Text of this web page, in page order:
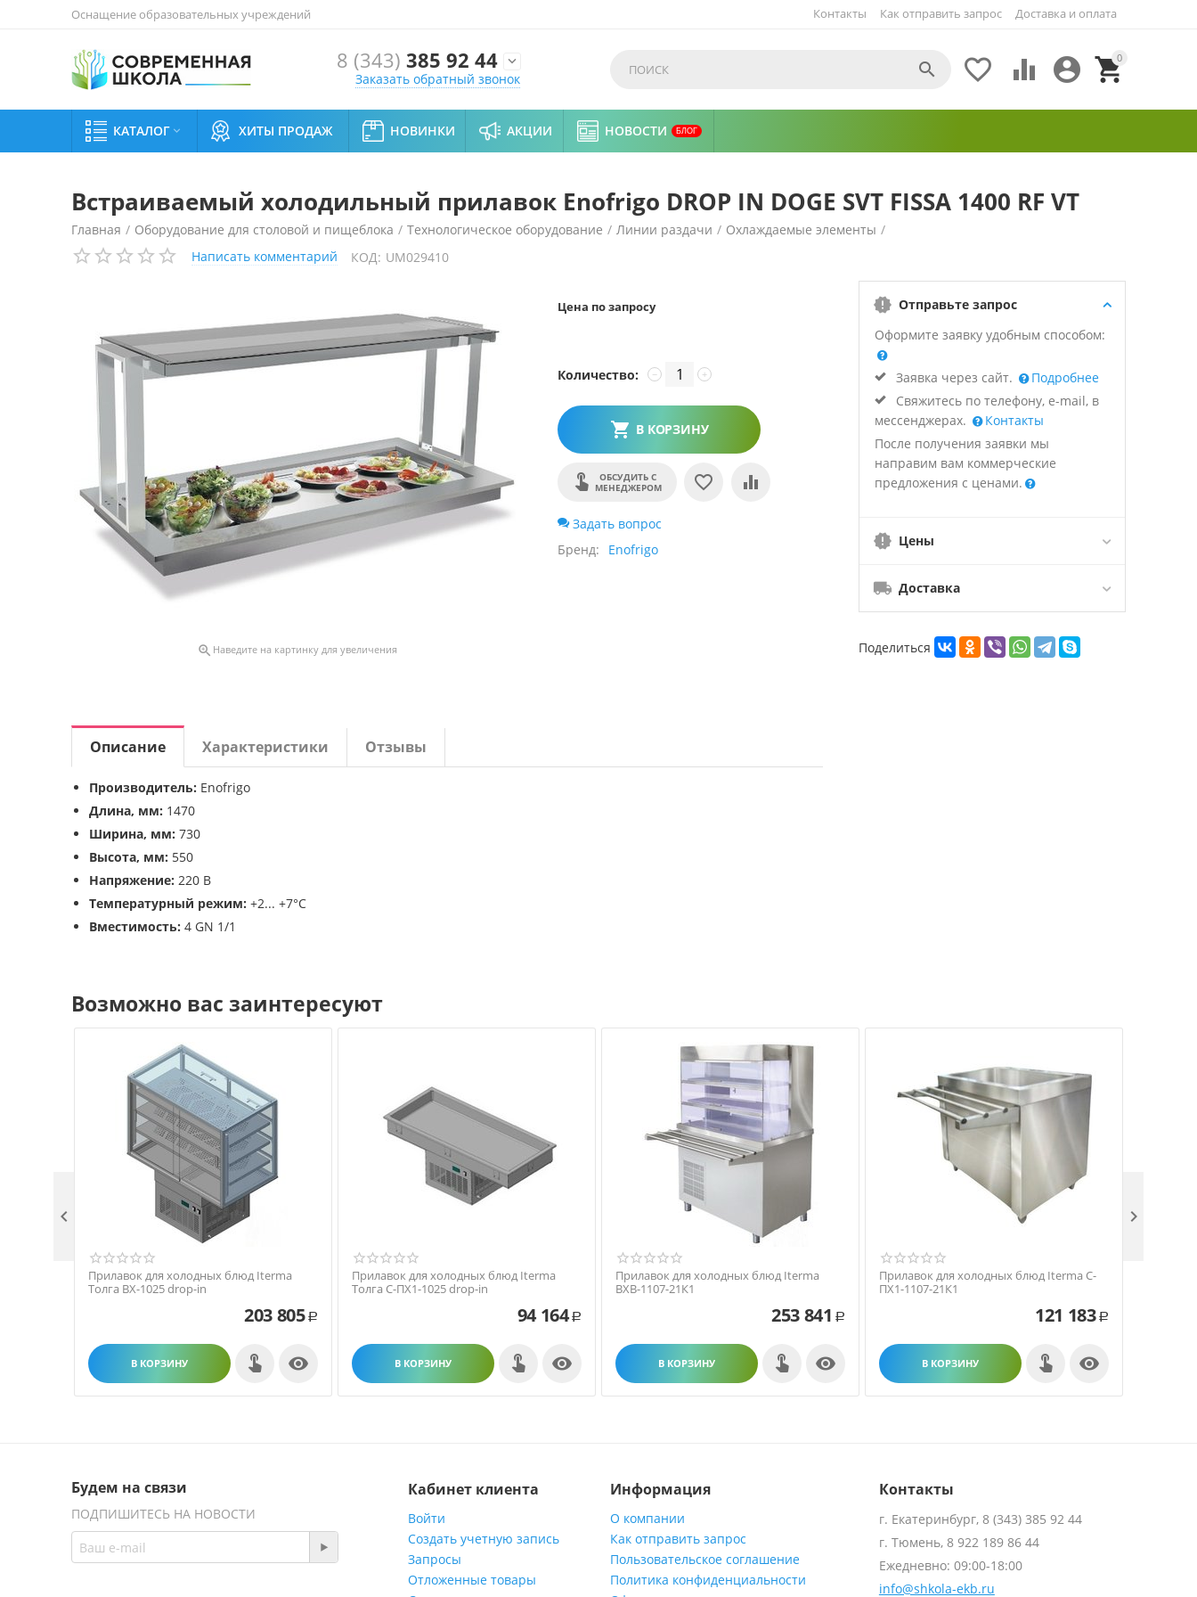
Оснащение образовательных учреждений Как отправить запрос Доставка и оплата
Контакты
8 (343) 385 92 44 
Заказать обратный звонок
0


 

КАТАЛОГ  ХИТЫ ПРОДАЖ НОВИНКИ АКЦИИ НОВОСТИ БЛОГ
Встраиваемый холодильный прилавок Enofrigo DROP IN DOGE SVT FISSA 1400 RF VT
Главная / Оборудование для столовой и пищеблока / Технологическое оборудование / Линии раздачи / Охлаждаемые элементы /
Встраиваемый холодильный прилавок Enofrigo DROP IN DOGE SVT FISSA 1400 RF VT
Написать комментарий КОД: UM029410
 Наведите на картинку для увеличения
Цена по запросу
Количество: +
−
В КОРЗИНУ
ОБСУДИТЬ С
МЕНЕДЖЕРОМ
Задать вопрос
Бренд
Enofrigo
Отправьте запрос
Оформите заявку удобным способом:
Заявка через сайт.
Подробнее
Свяжитесь по телефону, e-mail, в
мессенджерах.
Контакты
После получения заявки мы
направим вам коммерческие
предложения с ценами.
Цены
Доставка
Поделиться
Описание Характеристики Отзывы
Производитель: Enofrigo
Длина, мм: 1470
Ширина, мм: 730
Высота, мм: 550
Напряжение: 220 В
Температурный режим: +2... +7°С
Вместимость: 4 GN 1/1
Возможно вас заинтересуют
Прилавок для холодных блюд Iterma
Толга ВХ-1025 drop-in
203 805 Р
В КОРЗИНУ 
Прилавок для холодных блюд Iterma
Толга С-ПХ1-1025 drop-in
94 164 Р
В КОРЗИНУ 
Прилавок для холодных блюд Iterma
ВХВ-1107-21К1
253 841 Р
В КОРЗИНУ 
Прилавок для холодных блюд Iterma С-
ПХ1-1107-21К1
121 183 Р
В КОРЗИНУ 
 
Будем на связи
ПОДПИШИТЕСЬ НА НОВОСТИ
Кабинет клиента
Войти
Создать учетную запись
Запросы
Отложенные товары
Информация
О компании
Как отправить запрос
Пользовательское соглашение
Политика конфиденциальности
Контакты
г. Екатеринбург, 8 (343) 385 92 44
г. Тюмень, 8 922 189 86 44
Ежедневно: 09:00-18:00
info@shkola-ekb.ru